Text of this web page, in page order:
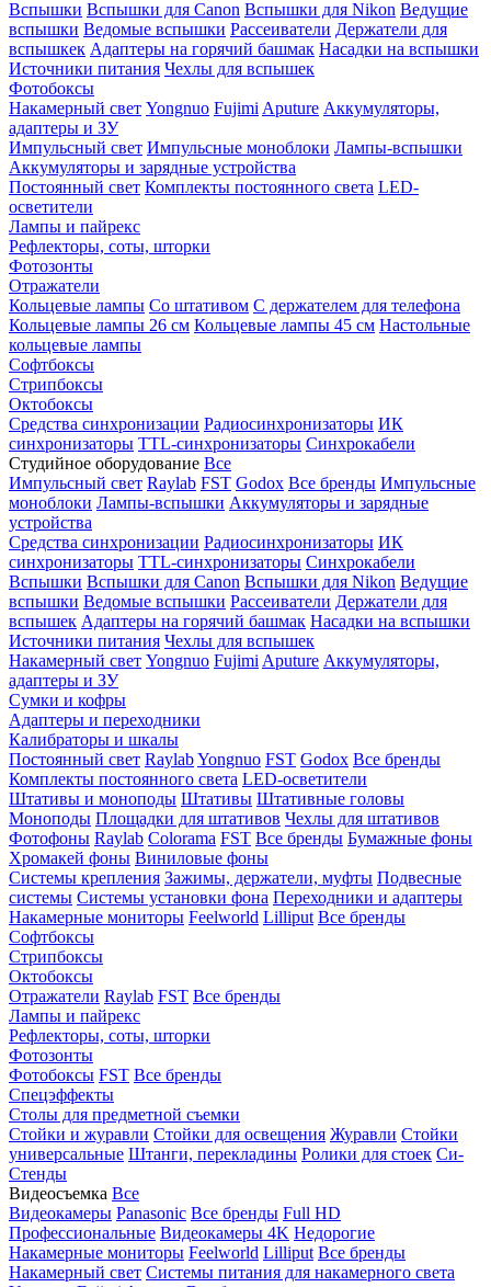
Вспышки Вспышки для Canon Вспышки для Nikon Ведущие
вспышки Ведомые вспышки Рассеиватели Держатели для
вспышкек Адаптеры на горячий башмак Насадки на вспышки
Источники питания Чехлы для вспышек
Фотобоксы
Накамерный свет Yongnuo Fujimi Aputure Аккумуляторы,
адаптеры и ЗУ
Импульсный свет Импульсные моноблоки Лампы-вспышки
Аккумуляторы и зарядные устройства
Постоянный свет Комплекты постоянного света LED-
осветители
Лампы и пайрекс
Рефлекторы, соты, шторки
Фотозонты
Отражатели
Кольцевые лампы Со штативом С держателем для телефона
Кольцевые лампы 26 см Кольцевые лампы 45 см Настольные
кольцевые лампы
Софтбоксы
Стрипбоксы
Октобоксы
Средства синхронизации Радиосинхронизаторы ИК
синхронизаторы TTL-синхронизаторы Синхрокабели
Студийное оборудование Все
Импульсный свет Raylab FST Godox Все бренды Импульсные
моноблоки Лампы-вспышки Аккумуляторы и зарядные
устройства
Средства синхронизации Радиосинхронизаторы ИК
синхронизаторы TTL-синхронизаторы Синхрокабели
Вспышки Вспышки для Canon Вспышки для Nikon Ведущие
вспышки Ведомые вспышки Рассеиватели Держатели для
вспышек Адаптеры на горячий башмак Насадки на вспышки
Источники питания Чехлы для вспышек
Накамерный свет Yongnuo Fujimi Aputure Аккумуляторы,
адаптеры и ЗУ
Сумки и кофры
Адаптеры и переходники
Калибраторы и шкалы
Постоянный свет RaylabYongnuo FST Godox Все бренды
Комплекты постоянного света LED-осветители
Штативы и моноподы Штативы Штативные головы
Моноподы Площадки для штативов Чехлы для штативов
Фотофоны Raylab Colorama FST Все бренды Бумажные фоны
Хромакей фоны Виниловые фоны
Системы крепления Зажимы, держатели, муфты Подвесные
системы Системы установки фона Переходники и адаптеры
Накамерные мониторы Feelworld Lilliput Все бренды
Софтбоксы
Стрипбоксы
Октобоксы
Отражатели Raylab FST Все бренды
Лампы и пайрекс
Рефлекторы, соты, шторки
Фотозонты
Фотобоксы FST Все бренды
Спецэффекты
Столы для предметной съемки
Стойки и журавли Стойки для освещения Журавли Стойки
универсальные Штанги, перекладины Ролики для стоек Си-
Стенды
Видеосъемка Все
Видеокамеры Panasonic Все бренды Full HD
Профессиональные Видеокамеры 4K Недорогие
Накамерные мониторы Feelworld Lilliput Все бренды
Накамерный свет Системы питания для накамерного света